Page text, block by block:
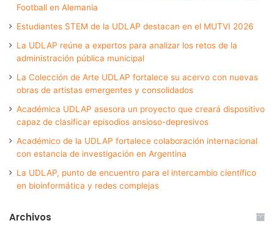
Football en Alemania
Estudiantes STEM de la UDLAP destacan en el MUTVI 2026
La UDLAP reúne a expertos para analizar los retos de la
administración pública municipal
La Colección de Arte UDLAP fortalece su acervo con nuevas
obras de artistas emergentes y consolidados
Académica UDLAP asesora un proyecto que creará dispositivo
capaz de clasificar episodios ansioso-depresivos
Académico de la UDLAP fortalece colaboración internacional
con estancia de investigación en Argentina
La UDLAP, punto de encuentro para el intercambio científico
en bioinformática y redes complejas
Archivos